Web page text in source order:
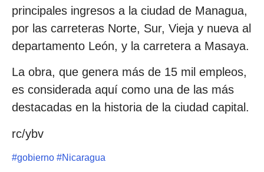
principales ingresos a la ciudad de Managua,
por las carreteras Norte, Sur, Vieja y nueva al
departamento León, y la carretera a Masaya.
La obra, que genera más de 15 mil empleos,
es considerada aquí como una de las más
destacadas en la historia de la ciudad capital.
rc/ybv
#gobierno #Nicaragua